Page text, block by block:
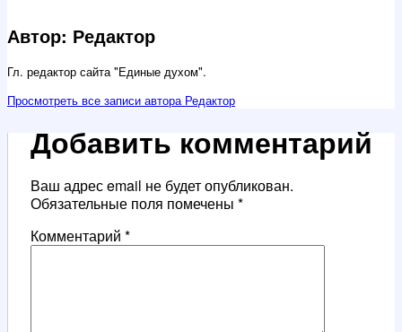
Автор: Редактор
Гл. редактор сайта "Единые духом".
Просмотреть все записи автора Редактор
Добавить комментарий
Ваш адрес email не будет опубликован.
Обязательные поля помечены *
Комментарий *